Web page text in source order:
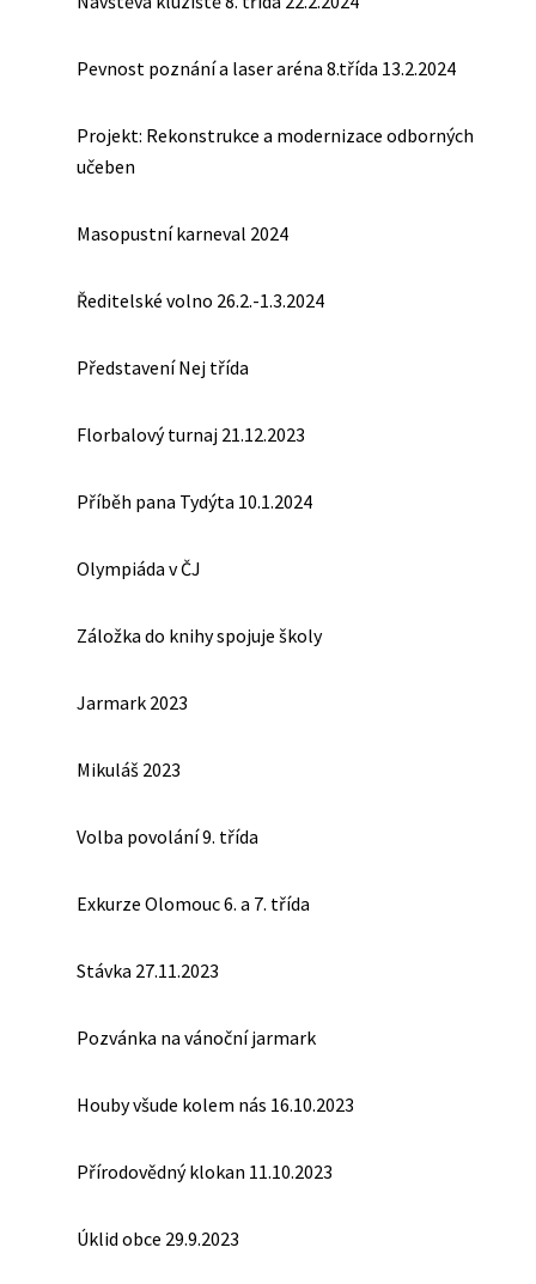
Pevnost poznání a laser aréna 8.třída 13.2.2024
Projekt: Rekonstrukce a modernizace odborných
učeben
Masopustní karneval 2024
Ředitelské volno 26.2.-1.3.2024
Představení Nej třída
Florbalový turnaj 21.12.2023
Příběh pana Tydýta 10.1.2024
Olympiáda v ČJ
Záložka do knihy spojuje školy
Jarmark 2023
Mikuláš 2023
Volba povolání 9. třída
Exkurze Olomouc 6. a 7. třída
Stávka 27.11.2023
Pozvánka na vánoční jarmark
Houby všude kolem nás 16.10.2023
Přírodovědný klokan 11.10.2023
Úklid obce 29.9.2023